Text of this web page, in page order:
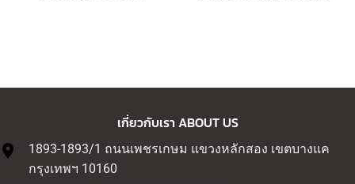
เกี่ยวกับเรา ABOUT US
1893-1893/1 ถนนเพชรเกษม แขวงหลักสอง เขตบางแค
กรุงเทพฯ 10160